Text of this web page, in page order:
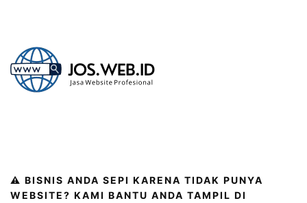
⚠️ BISNIS ANDA SEPI KARENA TIDAK PUNYA
WEBSITE? KAMI BANTU ANDA TAMPIL DI